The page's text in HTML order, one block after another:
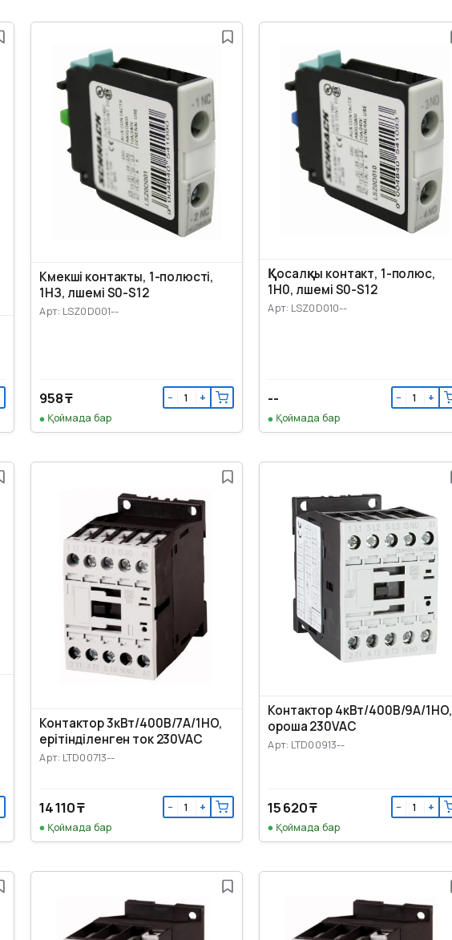
Көмекші контакты, 1-полюсті,
1НЗ, өлшемі S0-S12
Арт: LSZ0D001--
958 ₸ − +
Қоймада бар
Қосалқы контакт, 1-полюс,
1Н0, өлшемі S0-S12
Арт: LSZ0D010--
-- − +
Қоймада бар
Контактор 3кВт/400В/7А/1НО,
ерітінділенген ток 230VAC
Арт: LTD00713--
14 110 ₸ − +
Қоймада бар
Контактор 4кВт/400В/9А/1НО,
ороша 230VAC
Арт: LTD00913--
15 620 ₸ − +
Қоймада бар